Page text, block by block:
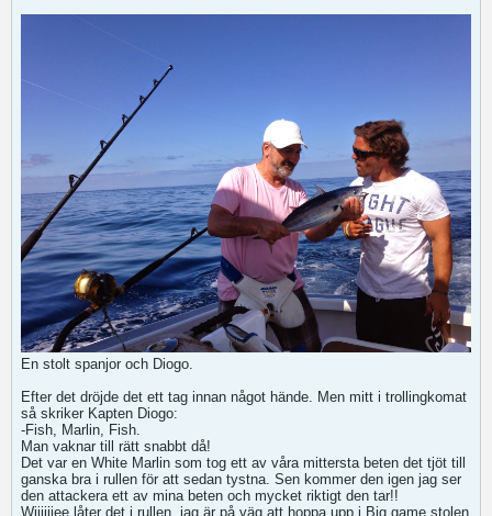
En stolt spanjor och Diogo.
Efter det dröjde det ett tag innan något hände. Men mitt i trollingkomat
så skriker Kapten Diogo:
-Fish, Marlin, Fish.
Man vaknar till rätt snabbt då!
Det var en White Marlin som tog ett av våra mittersta beten det tjöt till
ganska bra i rullen för att sedan tystna. Sen kommer den igen jag ser
den attackera ett av mina beten och mycket riktigt den tar!!
Wiiiiiiee låter det i rullen, jag är på väg att hoppa upp i Big game stolen